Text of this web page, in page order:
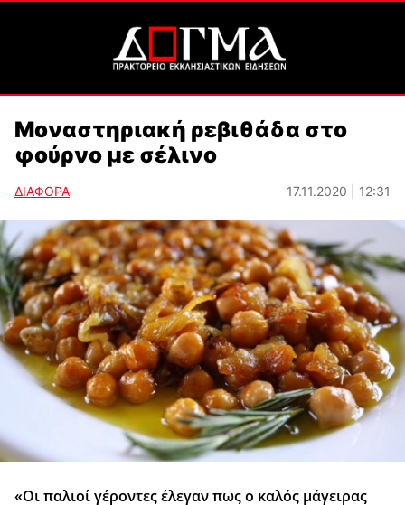
Μοναστηριακή ρεβιθάδα στο
φούρνο με σέλινο
ΔΙΑΦΟΡΑ 17.11.2020 | 12:31
«Οι παλιοί γέροντες έλεγαν πως ο καλός μάγειρας